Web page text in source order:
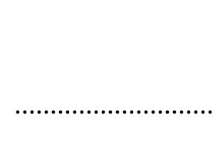
............................